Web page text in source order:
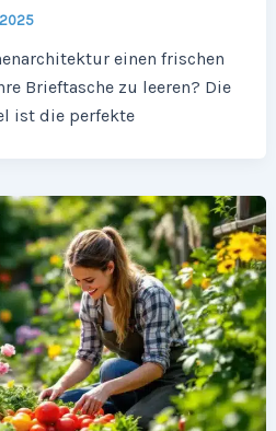
einen frischen
Brieftasche zu leeren? Die
ist die perfekte